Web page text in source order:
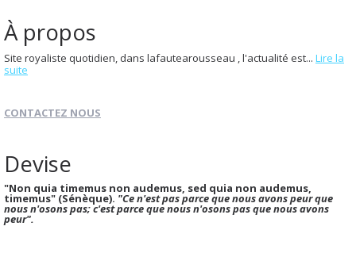
À propos
Site royaliste quotidien, dans lafautearousseau , l'actualité est... Lire la
suite
CONTACTEZ NOUS
Devise
"Non quia timemus non audemus, sed quia non audemus,
timemus" (Sénèque). "Ce n'est pas parce que nous avons peur que
nous n'osons pas; c'est parce que nous n'osons pas que nous avons
peur".